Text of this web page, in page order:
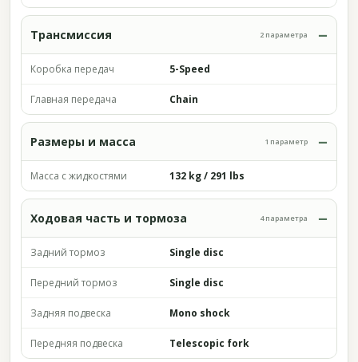
Трансмиссия 2 параметра
Коробка передач 5-Speed
Главная передача Chain
Размеры и масса 1 параметр
Масса с жидкостями 132 kg / 291 lbs
Ходовая часть и тормоза 4 параметра
Задний тормоз Single disc
Передний тормоз Single disc
Задняя подвеска Mono shock
Передняя подвеска Telescopic fork